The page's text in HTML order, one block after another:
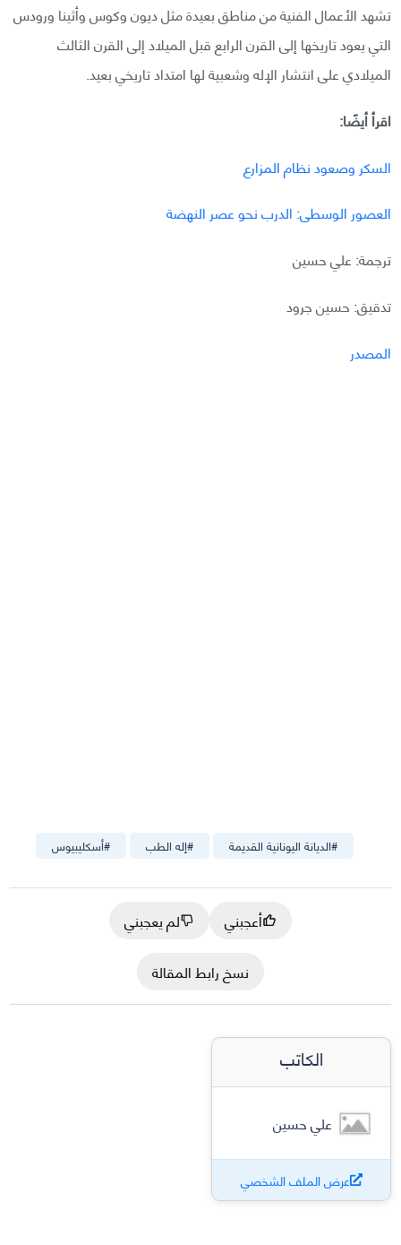
تشهد الأعمال الفنية من مناطق بعيدة مثل ديون وكوس وأثينا ورودس
التي يعود تاريخها إلى القرن الرابع قبل الميلاد إلى القرن الثالث
الميلادي على انتشار الإله وشعبية لها امتداد تاريخي بعيد.
اقرأ أيضًا:
السكر وصعود نظام المزارع
العصور الوسطى: الدرب نحو عصر النهضة
ترجمة: علي حسين
تدقيق: حسين جرود
المصدر
#أسكليبيوس #إله الطب #الديانة اليونانية القديمة
أعجبني
لم يعجبني
نسخ رابط المقالة
الكاتب
علي حسين
عرض الملف الشخصي